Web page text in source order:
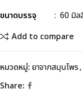
ขนาดบรรจุ : 60 มิลลิ
Add to compare
หมวดหมู่: ยาจากสมุนไพร,
Share: